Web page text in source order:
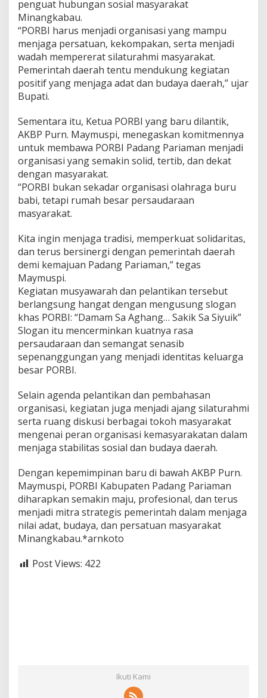
penguat hubungan sosial masyarakat
Minangkabau.
“PORBI harus menjadi organisasi yang mampu
menjaga persatuan, kekompakan, serta menjadi
wadah mempererat silaturahmi masyarakat.
Pemerintah daerah tentu mendukung kegiatan
positif yang menjaga adat dan budaya daerah,” ujar
Bupati.
Sementara itu, Ketua PORBI yang baru dilantik,
AKBP Purn. Maymuspi, menegaskan komitmennya
untuk membawa PORBI Padang Pariaman menjadi
organisasi yang semakin solid, tertib, dan dekat
dengan masyarakat.
“PORBI bukan sekadar organisasi olahraga buru
babi, tetapi rumah besar persaudaraan
masyarakat.
Kita ingin menjaga tradisi, memperkuat solidaritas,
dan terus bersinergi dengan pemerintah daerah
demi kemajuan Padang Pariaman,” tegas
Maymuspi.
Kegiatan musyawarah dan pelantikan tersebut
berlangsung hangat dengan mengusung slogan
khas PORBI: “Damam Sa Aghang… Sakik Sa Siyuik”
Slogan itu mencerminkan kuatnya rasa
persaudaraan dan semangat senasib
sepenanggungan yang menjadi identitas keluarga
besar PORBI.
Selain agenda pelantikan dan pembahasan
organisasi, kegiatan juga menjadi ajang silaturahmi
serta ruang diskusi berbagai tokoh masyarakat
mengenai peran organisasi kemasyarakatan dalam
menjaga stabilitas sosial dan budaya daerah.
Dengan kepemimpinan baru di bawah AKBP Purn.
Maymuspi, PORBI Kabupaten Padang Pariaman
diharapkan semakin maju, profesional, dan terus
menjadi mitra strategis pemerintah dalam menjaga
nilai adat, budaya, dan persatuan masyarakat
Minangkabau.*arnkoto
Post Views: 422
Ikuti Kami